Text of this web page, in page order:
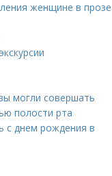
женщине в прозе
могли совершать
полости рта
с днем рождения в